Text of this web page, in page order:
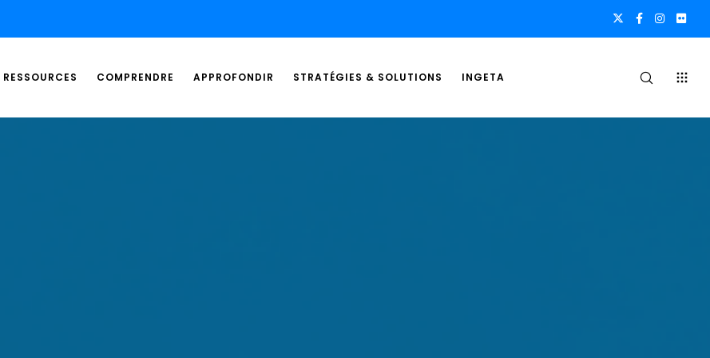
RESSOURCES COMPRENDRE APPROFONDIR STRATÉGIES & SOLUTIONS INGETA